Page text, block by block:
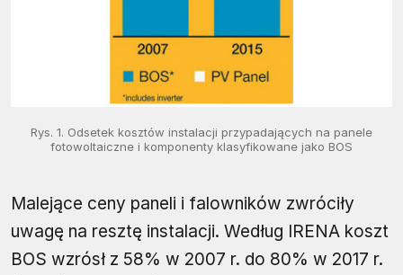
Rys. 1. Odsetek kosztów instalacji przypadających na panele
fotowoltaiczne i komponenty klasyfikowane jako BOS
Malejące ceny paneli i falowników zwróciły
uwagę na resztę instalacji. Według IRENA koszt
BOS wzrósł z 58% w 2007 r. do 80% w 2017 r.